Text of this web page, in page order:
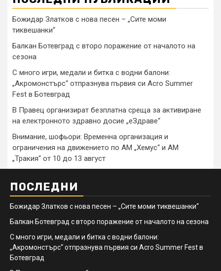
Божидар Златков с нова песен – „Сите моми
тиквешанки“
Балкан Ботевград с второ поражение от началото на
сезона
С много игри, медали и битка с водни балони:
„Акромонстърс“ отпразнува първия си Acro Summer
Fest в Ботевград
В Правец организират безплатна среща за активиране
на електронното здравно досие „еЗдраве“
Внимание, шофьори: Временна организация и
ограничения на движението по АМ „Хемус“ и АМ
„Тракия“ от 10 до 13 август
ПОСЛЕДНИ
Божидар Златков с нова песен – „Сите моми тиквешанки“
Балкан Ботевград с второ поражение от началото на сезона
С много игри, медали и битка с водни балони:
„Акромонстърс“ отпразнува първия си Acro Summer Fest в
Ботевград